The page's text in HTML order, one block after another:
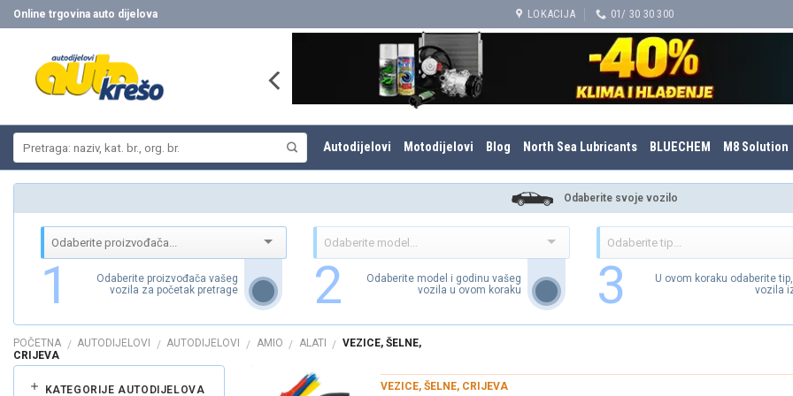
Skip
to
Online trgovina auto dijelova LOKACIJA 01/ 30 30 300
Autodijelovi Motodijelovi Blog North Sea Lubricants BLUECHEM M8 Solution
Odaberite svoje vozilo
1
Odaberite proizvođača vašeg
vozila za početak pretrage
2
Odaberite model i godinu vašeg
vozila u ovom koraku
3
U ovom koraku odaberite
vozila
POČETNA / AUTODIJELOVI / AUTODIJELOVI / AMIO / ALATI / VEZICE, ŠELNE,
CRIJEVA
KATEGORIJE AUTODIJELOVA VEZICE, ŠELNE, CRIJEVA